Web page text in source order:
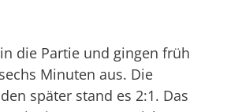
die Partie und gingen früh
Minuten aus. Die
später stand es 2:1. Das